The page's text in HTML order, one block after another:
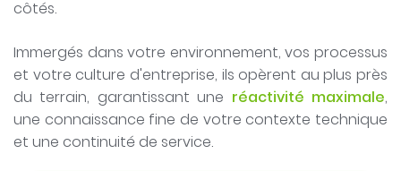
côtés.
Immergés dans votre environnement, vos processus
et votre culture d'entreprise, ils opèrent au plus près
du terrain, garantissant une réactivité maximale,
une connaissance fine de votre contexte technique
et une continuité de service.